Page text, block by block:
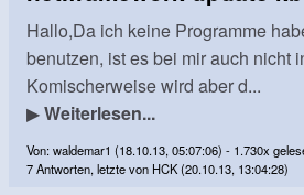
Hallo,Da ich keine Programme
benutzen, ist es bei mir auch nicht
Komischerweise wird aber d...
▶Weiterlesen...
Von: waldemar1 (18.10.13, 05:07:06) - 1.730x
7 Antworten, letzte von HCK (20.10.13, 13:04:28)